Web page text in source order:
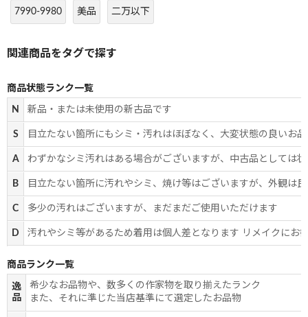
7990-9980 美品 二万以下
商品状態ランク一覧
N 新品・または未使用の新古品です
S 目立たない箇所にもシミ・汚れはほぼなく、大変状態の良いお
A わずかなシミ汚れはある場合がございますが、中古品としては
B 目立たない箇所に汚れやシミ、焼け等はございますが、外観は
C 多少の汚れはございますが、まだまだご使用いただけます
D 汚れやシミ等があるため着用は個人差となります リメイクにお
商品ランク一覧
逸
品
希少なお品物や、数多くの作家物を取り揃えたランク
また、それに準じた当店基準にて選定したお品物